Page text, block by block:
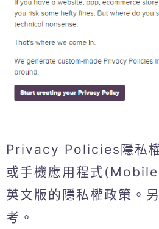
Privacy Policies隱私
或手機應用程式
英文版的隱私權政策。
考。